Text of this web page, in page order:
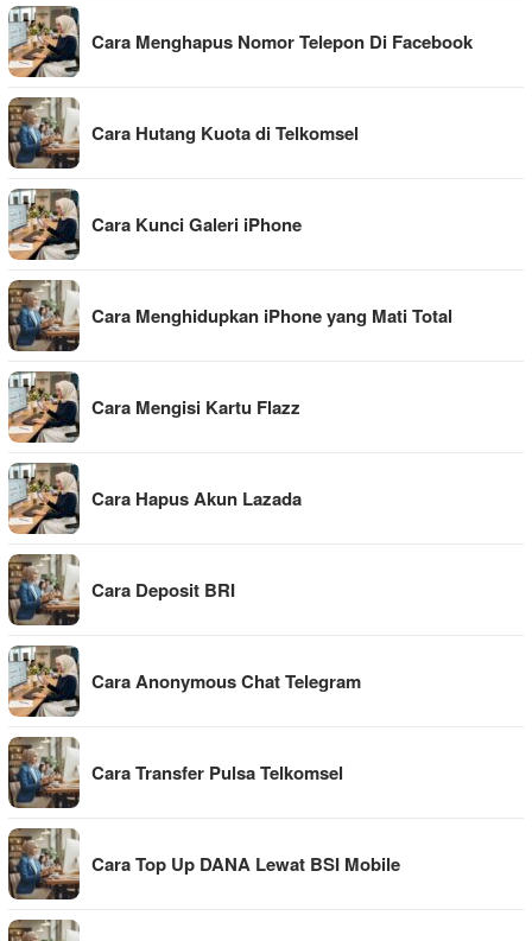
Cara Menghapus Nomor Telepon Di Facebook
Cara Hutang Kuota di Telkomsel
Cara Kunci Galeri iPhone
Cara Menghidupkan iPhone yang Mati Total
Cara Mengisi Kartu Flazz
Cara Hapus Akun Lazada
Cara Deposit BRI
Cara Anonymous Chat Telegram
Cara Transfer Pulsa Telkomsel
Cara Top Up DANA Lewat BSI Mobile